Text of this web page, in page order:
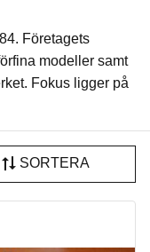
Företagets
modeller samt
Fokus ligger på
SORTERA